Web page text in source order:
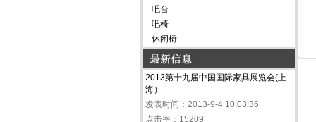
吧台
吧椅
休闲椅
2013第十九届中国国际家具展览会(上
海）
发表时间：2013-9-4 10:03:36
点击率：15209